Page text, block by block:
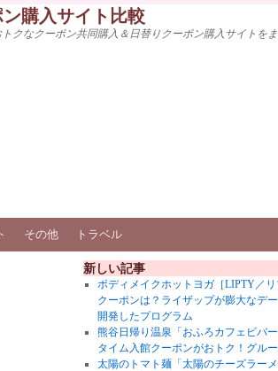
購入サイト比較
クなクーポン共同購入＆日替りクーポン購入サイトを
その他 トラベル
新しい記事
ボディメイクホットヨガ［LIPTY／リ
クーポンは？ライザップが膨大なデ
開発したプログラム
熊谷日帰り温泉「おふろカフェビバ
タイム入館クーポンがおトク！グル
太陽のトマト麺「太陽のチーズラー